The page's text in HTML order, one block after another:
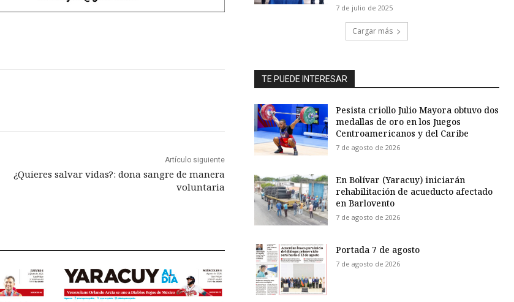
Artículo siguiente
¿Quieres salvar vidas?: dona sangre de manera
voluntaria
7 de julio de 2025
Cargar más
TE PUEDE INTERESAR
Pesista criollo Julio Mayora obtuvo dos
medallas de oro en los Juegos
Centroamericanos y del Caribe
7 de agosto de 2026
En Bolívar (Yaracuy) iniciarán
rehabilitación de acueducto afectado
en Barlovento
7 de agosto de 2026
Portada 7 de agosto
7 de agosto de 2026